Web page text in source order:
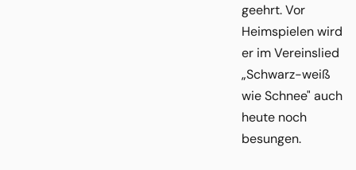
geehrt. Vor
Heimspielen wird
er im Vereinslied
„Schwarz-weiß
wie Schnee" auch
heute noch
besungen.